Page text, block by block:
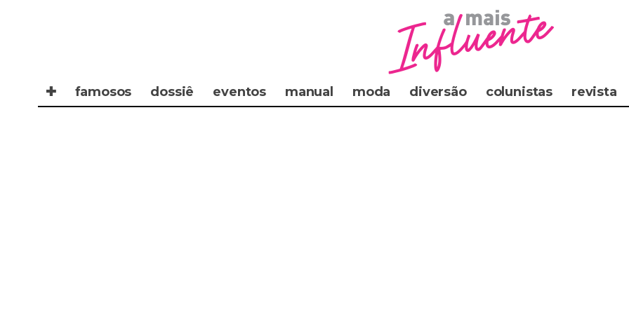
✚ famosos dossiê eventos manual moda diversão colunistas revista